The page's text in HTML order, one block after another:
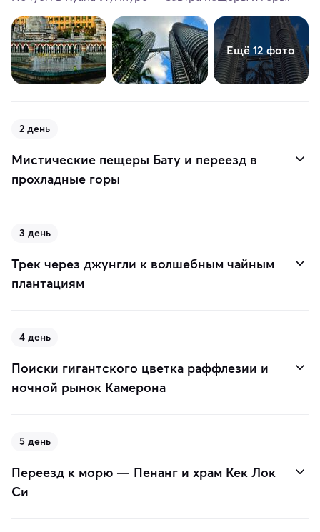
Ещё 12 фото
2 день
Мистические пещеры Бату и переезд в
прохладные горы
3 день
Трек через джунгли к волшебным чайным
плантациям
4 день
Поиски гигантского цветка раффлезии и
ночной рынок Камерона
5 день
Переезд к морю — Пенанг и храм Кек Лок
Си